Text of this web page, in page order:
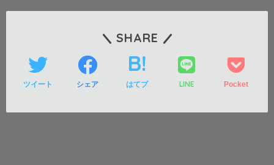
SHARE
ツイート シェア はてブ LINE Pocket